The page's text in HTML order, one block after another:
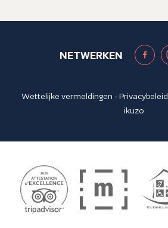
NETWERKEN
Wettelijke vermeldingen -Privacybeleid
ikuzo